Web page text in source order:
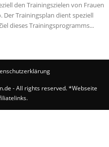
den Trainingszielen von Frauen
Trainingsplan dient speziell
dieses Trainingsprogramms...
- All rights reserved. *Webseite